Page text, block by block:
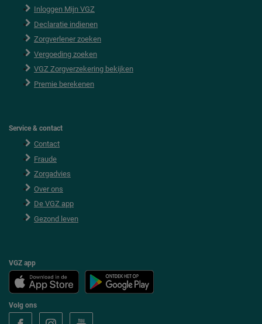
Inloggen Mijn VGZ
Declaratie indienen
Zorgverlener zoeken
Vergoeding zoeken
VGZ Zorgverzekering bekijken
Premie berekenen
Service & contact
Contact
Fraude
Zorgadvies
Over ons
De VGZ app
Gezond leven
VGZ app
Volg ons